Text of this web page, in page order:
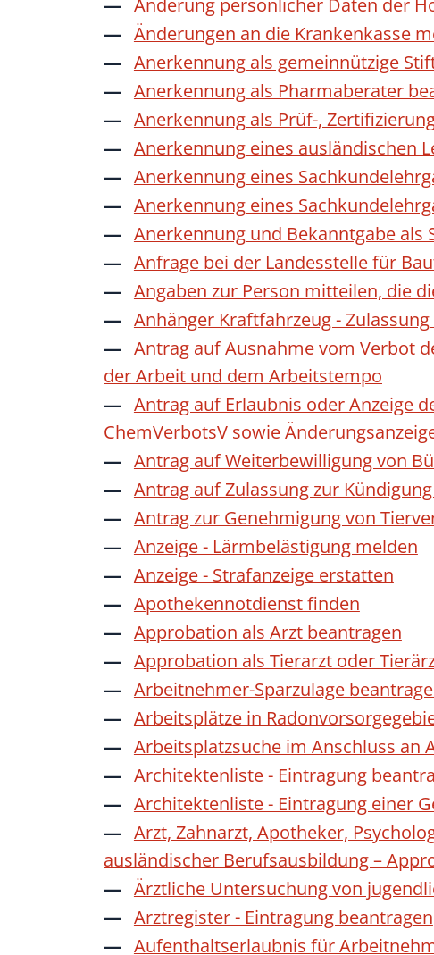
Änderungen an die Krankenkasse
Anerkennung als gemeinnützige
Anerkennung als Pharmaberater
Anerkennung als Prüf-,
Anerkennung eines ausländischen
Anerkennung eines
Anerkennung eines
Anerkennung und Bekanntgabe als
Anfrage bei der Landesstelle für
Angaben zur Person mitteilen, die
Anhänger Kraftfahrzeug -
Antrag auf Ausnahme vom Verbot
der Arbeit und dem Arbeitstempo
Antrag auf Erlaubnis oder Anzeige
ChemVerbotsV sowie
Antrag auf Weiterbewilligung von
Antrag auf Zulassung zur
Antrag zur Genehmigung von
Anzeige - Lärmbelästigung melden
Anzeige - Strafanzeige erstatten
Apothekennotdienst finden
Approbation als Arzt beantragen
Approbation als Tierarzt oder
Arbeitnehmer-Sparzulage
Arbeitsplätze in
Arbeitsplatzsuche im Anschluss an
Architektenliste - Eintragung
Architektenliste - Eintragung einer
Arzt, Zahnarzt, Apotheker,
ausländischer Berufsausbildung –
Ärztliche Untersuchung von
Arztregister - Eintragung beantragen
Aufenthaltserlaubnis für